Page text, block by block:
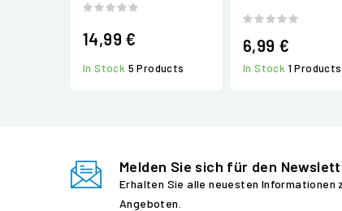
14,99 €
In Stock 5 Products
6,99 €
In Stock 1 Products
Melden Sie sich für den
Erhalten Sie alle neuesten Informationen
Angeboten.